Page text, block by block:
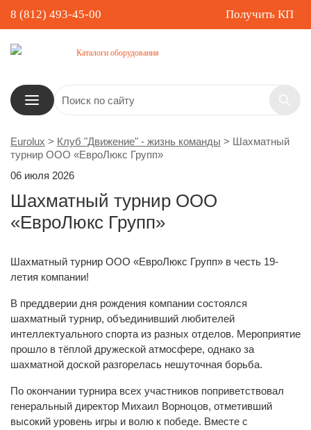
8 (812) 493-45-00 Получить КП
Каталоги оборудования
Eurolux > Клуб "Движение" - жизнь команды > Шахматный
турнир ООО «ЕвроЛюкс Групп»
06 июля 2026
Шахматный турнир ООО
«ЕвроЛюкс Групп»
Шахматный турнир ООО «ЕвроЛюкс Групп» в честь 19-
летия компании!
В преддверии дня рождения компании состоялся
шахматный турнир, объединивший любителей
интеллектуального спорта из разных отделов. Мероприятие
прошло в тёплой дружеской атмосфере, однако за
шахматной доской разгорелась нешуточная борьба.
По окончании турнира всех участников поприветствовал
генеральный директор Михаил Ворноцов, отметивший
высокий уровень игры и волю к победе. Вместе с